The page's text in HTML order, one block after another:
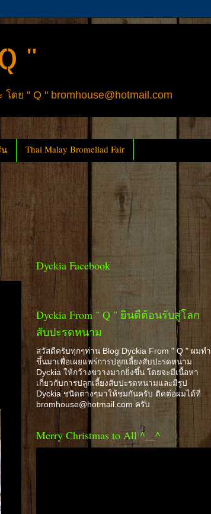
"
ย " Q " bromhouse@hotmail.com
Thai Malay Bromeliad Fair
Dyckia Facebook
Dyckia From " Q " ยินดีต้อนรับสู่โลก
สับปะรดหนาม
สวัสดีครับทุกๆท่าน Blog Dyckia From " Q " ผมทำ
ขึ้นมาเพื่อเผยแพร่การปลูกเลี้ยงสับปะรดหนาม
Dyckia ให้กว้างขวางมากยิ่งขึ้น โดยจะมีเนื้อหา
เกี่ยวกับการปลูกเลี้ยงสับปะรดหนามและมีรูป
Dyckia ชนิดต่างๆมาให้ชมกันครับ ติดต่อผมได้ที่
bromhouse@hotmail.com ครับ
Merry Christmas to All ^__^